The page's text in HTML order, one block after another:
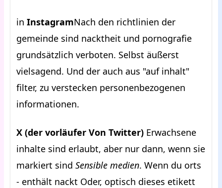
in InstagramNach den richtlinien der
gemeinde sind nacktheit und pornografie
grundsätzlich verboten. Selbst äußerst
vielsagend. Und der auch aus "auf inhalt"
filter, zu verstecken personenbezogenen
informationen.
X (der vorläufer Von Twitter) Erwachsene
inhalte sind erlaubt, aber nur dann, wenn sie
markiert sind Sensible medien. Wenn du orts
- enthält nackt Oder, optisch dieses etikett